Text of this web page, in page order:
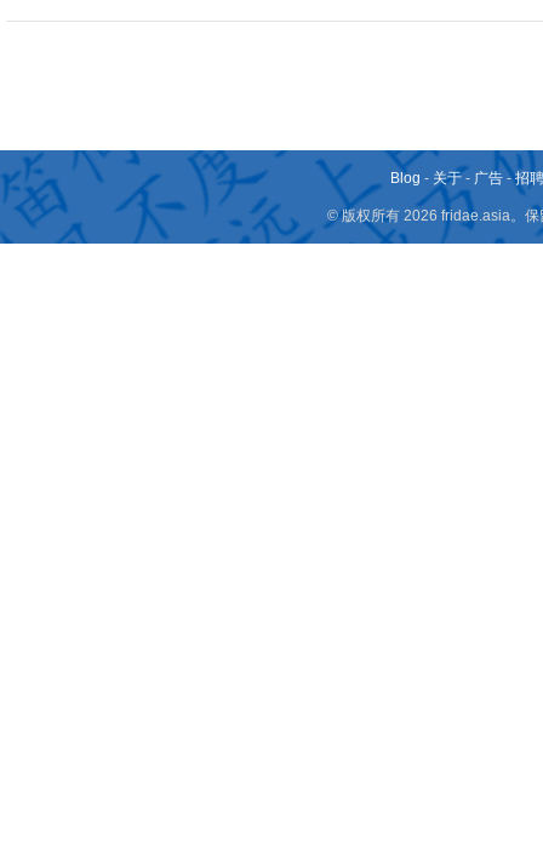
Blog - 关于 - 广告 -招
© 版权所有 2026 fridae.asia。